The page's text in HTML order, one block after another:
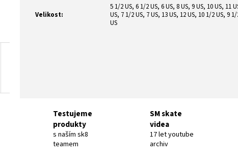
Velikost:
5 1/2 US, 6 1/2 US, 6 US, 8 US, 9 US, 10 US, 11
US, 7 1/2 US, 7 US, 13 US, 12 US, 10 1/2 US, 9
US
Testujeme
produkty
s naším sk8
teamem
SM skate
videa
17 let youtube
archiv